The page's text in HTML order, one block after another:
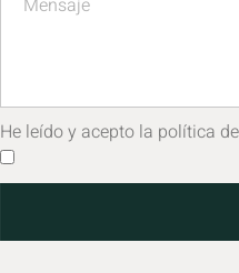
He leído y acepto la política